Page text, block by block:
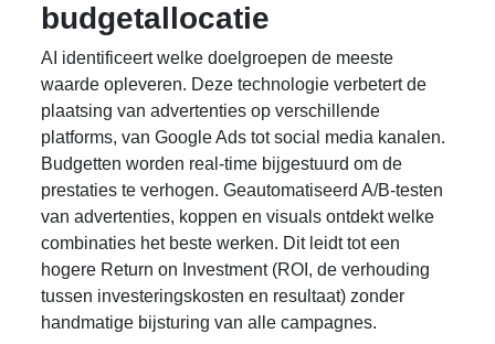
budgetallocatie
AI identificeert welke doelgroepen de meeste
waarde opleveren. Deze technologie verbetert de
plaatsing van advertenties op verschillende
platforms, van Google Ads tot social media kanalen.
Budgetten worden real-time bijgestuurd om de
prestaties te verhogen. Geautomatiseerd A/B-testen
van advertenties, koppen en visuals ontdekt welke
combinaties het beste werken. Dit leidt tot een
hogere Return on Investment (ROI, de verhouding
tussen investeringskosten en resultaat) zonder
handmatige bijsturing van alle campagnes.